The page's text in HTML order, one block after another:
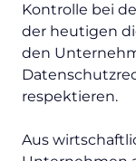
Kontrolle bei
der heutigen
den
respektieren.
Aus